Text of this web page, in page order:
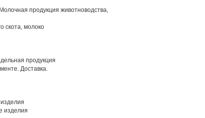
продукция животноводства,
скота, молоко
продукция
Доставка.
изделия